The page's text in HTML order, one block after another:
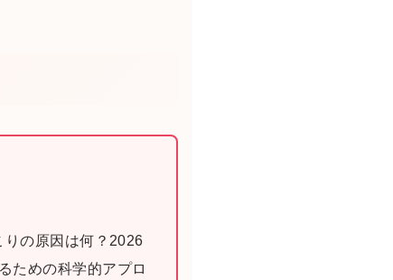
の原因は何？2026
ための科学的アプロ